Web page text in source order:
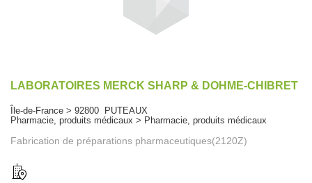
LABORATOIRES MERCK SHARP & DOHME-CHIBRET
Île-de-France > 92800 PUTEAUX
Pharmacie, produits médicaux > Pharmacie, produits médicaux
Fabrication de préparations pharmaceutiques(2120Z)